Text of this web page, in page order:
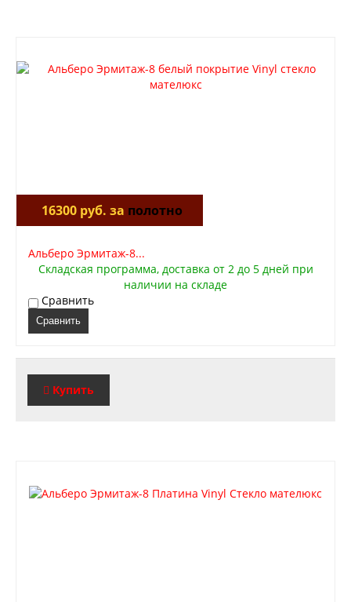
16300 руб. за полотно
Альберо Эрмитаж-8...
Складская программа, доставка от 2 до 5 дней при
наличии на складе
Сравнить
Сравнить
Купить